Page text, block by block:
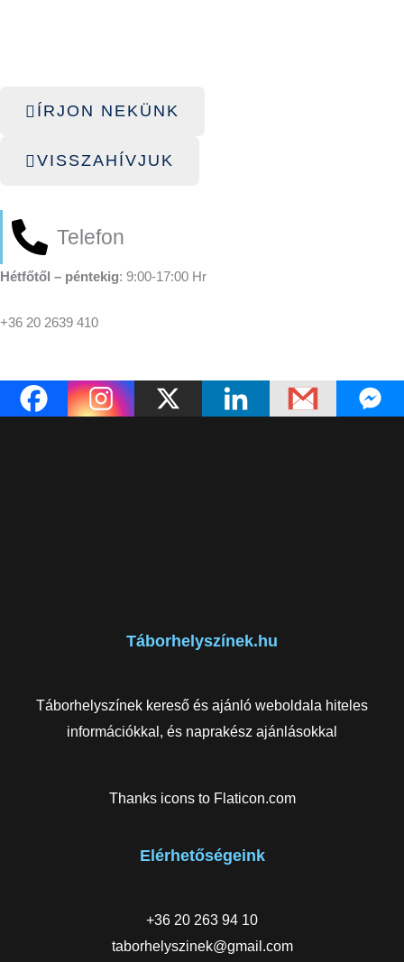
ÍRJON NEKÜNK
VISSZAHÍVJUK
Telefon
Hétfőtől – péntekig: 9:00-17:00 Hr
+36 20 2639 410
Táborhelyszínek.hu
Táborhelyszínek kereső és ajánló weboldala hiteles
információkkal, és naprakész ajánlásokkal
Thanks icons to Flaticon.com
Elérhetőségeink
+36 20 263 94 10
taborhelyszinek@gmail.com